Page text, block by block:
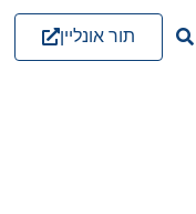
תור אונליין